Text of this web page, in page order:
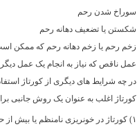
سوراخ شدن رحم
شكستن یا تضعیف دهانه رحم
زخم رحم یا زخم دهانه رحم که ممکن
عمل ناقص که نیاز به انجام یک عمل دیگر
در چه شرایط های دیگری از کورتاژ
کورتاژ اغلب به عنوان یک روش جانبی
۱) کورتاژ در خونریزی نامنظم یا بیش از حد :